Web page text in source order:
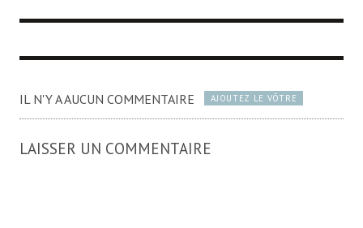
IL N'Y A AUCUN COMMENTAIRE AJOUTEZ LE VÔTRE
LAISSER UN COMMENTAIRE